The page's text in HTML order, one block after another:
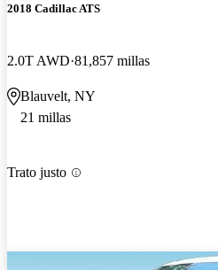
2018 Cadillac ATS
2.0T AWD 81,857 millas
Blauvelt, NY
21 millas
Trato justo